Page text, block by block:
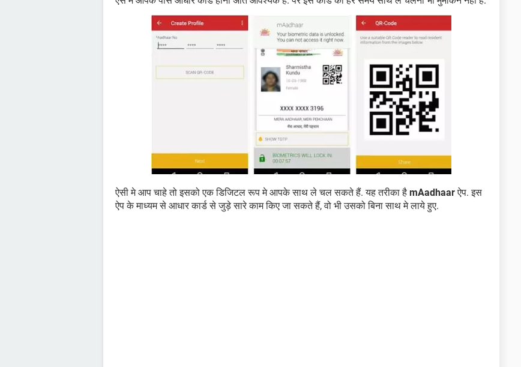
ऐसी मे आप चाहे तो इसको एक डिजिटल रूप मे आपके साथ ले चल सकते हैं. यह तरीका है mAadhaarऐप. इस
ऐप के माध्यम से आधार कार्ड से जुड़े सारे काम किए जा सकते हैं, वो भी उसको बिना साथ मे लाये हुए.